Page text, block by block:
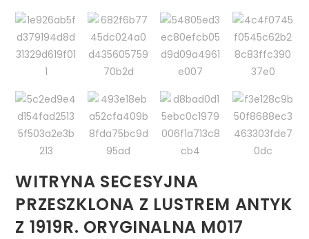
WITRYNA SECESYJNA
PRZESZKLONA Z LUSTREM ANTYK
Z 1919R. ORYGINALNA M017